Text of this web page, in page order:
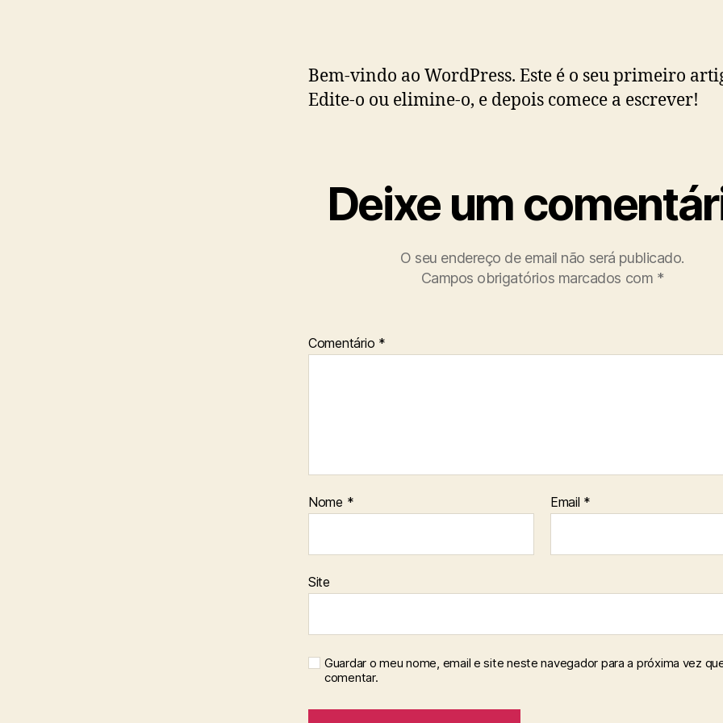
Bem-vindo ao WordPress. Este é o seu primeiro
Edite-o ou elimine-o, e depois comece a escrever!
Deixe um
O seu endereço de email não será publicado.
Campos obrigatórios marcados com *
Comentário *
Nome * Email *
Site
Guardar o meu nome, email e site neste navegador para a próxima vez
comentar.